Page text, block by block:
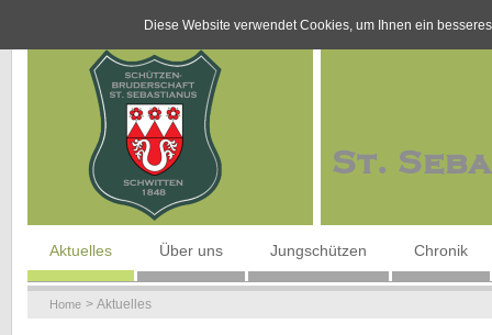
Navigation
überspringen
Aktuelles Über uns Jungschützen Chronik
Home Aktuelles
Diese Website verwendet Cookies, um Ihnen ein